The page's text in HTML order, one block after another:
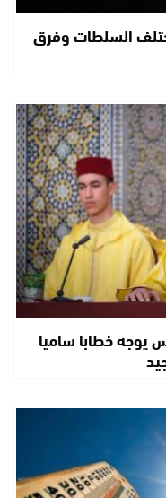
السلطات وفرق
يوجه خطابا ساميا